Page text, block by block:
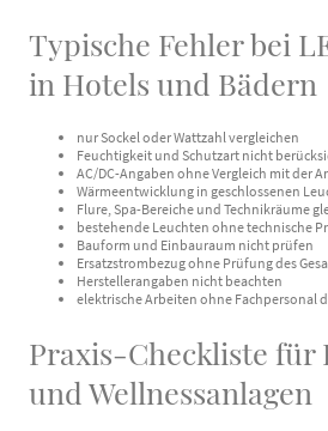
Typische Fehler bei
in Hotels und Bädern
nur Sockel oder Wattzahl vergleichen
Feuchtigkeit und Schutzart nicht
AC/DC-Angaben ohne Vergleich mit der
Wärmeentwicklung in geschlossenen
Flure, Spa-Bereiche und Technikräume
bestehende Leuchten ohne technische
Bauform und Einbauraum nicht prüfen
Ersatzstrombezug ohne Prüfung des
Herstellerangaben nicht beachten
elektrische Arbeiten ohne Fachpersonal
Praxis-Checkliste für
und Wellnessanlagen